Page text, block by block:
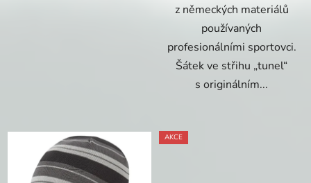
z německých materiálů
používaných
profesionálními sportovci.
Šátek ve střihu „tunel“
s originálním...
AKCE